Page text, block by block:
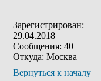
Зарегистрирован:
29.04.2018
Сообщения: 40
Откуда: Москва
Вернуться к началу